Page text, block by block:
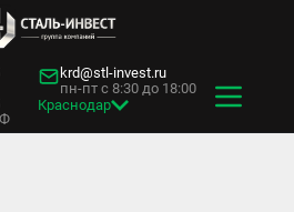
krd@stl-invest.ru
пн-пт с 8:30 до 18:00
Краснодар